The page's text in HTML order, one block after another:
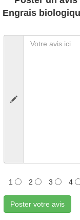
Engrais
1 2 3 4
Poster votre avis